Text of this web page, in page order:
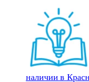
наличии в